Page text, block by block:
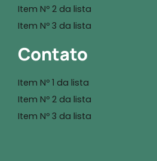
Item Nº 2 da lista
Item Nº 3 da lista
Contato
Item Nº 1 da lista
Item Nº 2 da lista
Item Nº 3 da lista